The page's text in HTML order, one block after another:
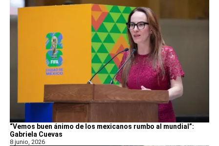
“Vemos buen ánimo de los mexicanos rumbo al mundial”:
Gabriela Cuevas
8 junio, 2026